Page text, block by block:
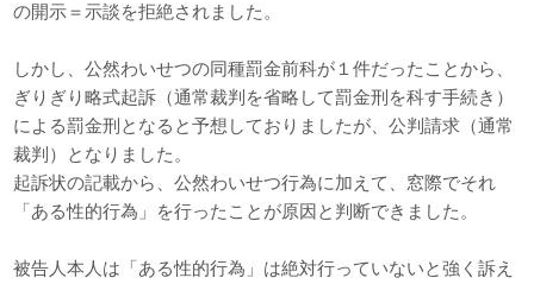
の開示＝示談を拒絶されました。
しかし、公然わいせつの同種罰金前科が１件だったことから、
ぎりぎり略式起訴（通常裁判を省略して罰金刑を科す手続き）
による罰金刑となると予想しておりましたが、公判請求（通常
裁判）となりました。
起訴状の記載から、公然わいせつ行為に加えて、窓際でそれ
「ある性的行為」を行ったことが原因と判断できました。
被告人本人は「ある性的行為」は絶対行っていないと強く訴え